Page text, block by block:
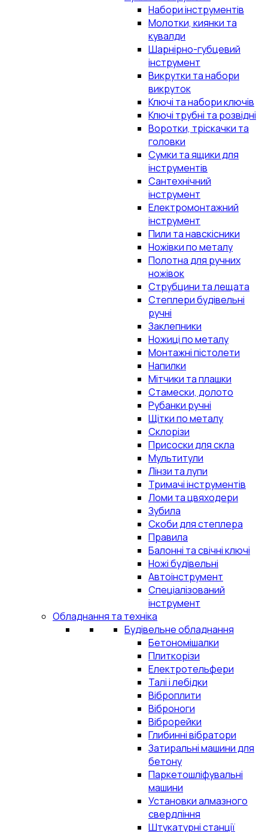
Набори інструментів
Молотки, киянки та
кувалди
Шарнірно-губцевий
інструмент
Викрутки та набори
викруток
Ключі та набори ключів
Ключі трубні та розвідні
Воротки, тріскачки та
головки
Сумки та ящики для
інструментів
Сантехнічний
інструмент
Електромонтажний
інструмент
Пили та навскісники
Ножівки по металу
Полотна для ручних
ножівок
Струбцини та лещата
Степлери будівельні
ручні
Заклепники
Ножиці по металу
Монтажні пістолети
Напилки
Мітчики та плашки
Стамески, долото
Рубанки ручні
Щітки по металу
Склорізи
Присоски для скла
Мультитули
Лінзи та лупи
Тримачі інструментів
Ломи та цвяходери
Зубила
Скоби для степлера
Правила
Балонні та свічні ключі
Ножі будівельні
Автоінструмент
Спеціалізований
інструмент
Обладнання та техніка
Будівельне обладнання
Бетономішалки
Плиткорізи
Електротельфери
Талі і лебідки
Віброплити
Віброноги
Віброрейки
Глибинні вібратори
Затиральні машини для
бетону
Паркетошліфувальні
машини
Установки алмазного
свердління
Штукатурні станції